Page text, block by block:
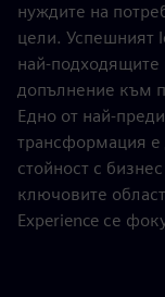
нуждите на
цели. Успешният
най-подходящите
допълнение към
Едно от най-
трансформация е
стойност с
ключовите
Experience се